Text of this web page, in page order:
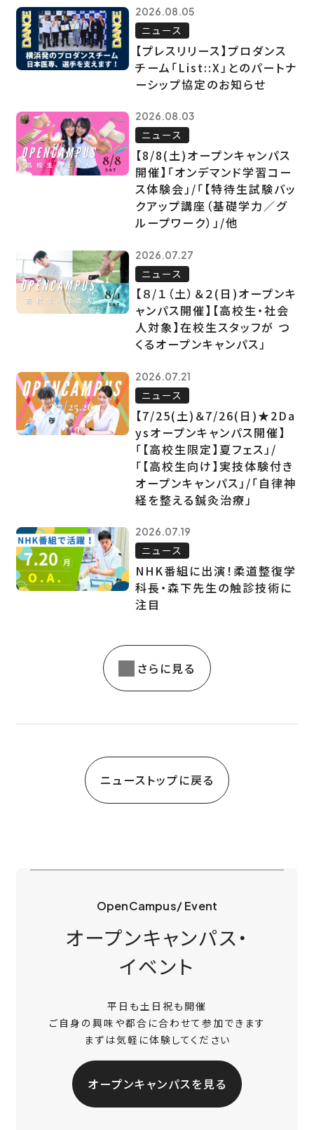
2026.08.05
ニュース
【プレスリリース】プロダンス
チーム「List::X」とのパートナ
ーシップ協定のお知らせ
2026.08.03
ニュース
【8/8(土)オープンキャンパス
開催】「オンデマンド学習コー
ス体験会」/「【特待生試験バッ
クアップ講座（基礎学力／グ
ループワーク）」/他
2026.07.27
ニュース
【８/１（土）＆２(日)オープンキ
ャンパス開催】【高校生・社会
人対象】在校生スタッフが つ
くるオープンキャンパス」
2026.07.21
ニュース
【7/25(土)＆7/26(日)★2Da
ysオープンキャンパス開催】
「【高校生限定】夏フェス」/
「【高校生向け】実技体験付き
オープンキャンパス」/「自律神
経を整える鍼灸治療」
2026.07.19
ニュース
NHK番組に出演！柔道整復学
科長・森下先生の触診技術に
注目
さらに見る
ニューストップに戻る
OpenCampus/ Event
オープンキャンパス・
イベント
平日も土日祝も開催
ご自身の興味や都合に合わせて参加できます
まずは気軽に体験してください
オープンキャンパスを見る